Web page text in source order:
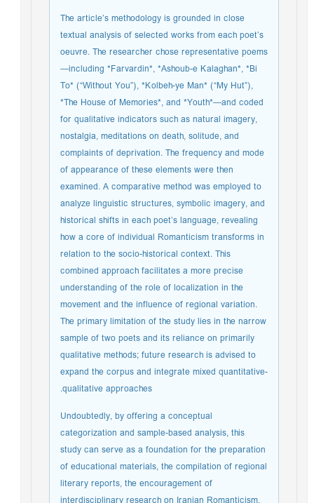
The article’s methodology is grounded in close
textual analysis of selected works from each poet’s
oeuvre. The researcher chose representative poems
—including *Farvardin*, *Ashoub-e Kalaghan*, *Bi
To* (“Without You”), *Kolbeh-ye Man* (“My Hut”),
*The House of Memories*, and *Youth*—and coded
for qualitative indicators such as natural imagery,
nostalgia, meditations on death, solitude, and
complaints of deprivation. The frequency and mode
of appearance of these elements were then
examined. A comparative method was employed to
analyze linguistic structures, symbolic imagery, and
historical shifts in each poet’s language, revealing
how a core of individual Romanticism transforms in
relation to the socio-historical context. This
combined approach facilitates a more precise
understanding of the role of localization in the
movement and the influence of regional variation.
The primary limitation of the study lies in the narrow
sample of two poets and its reliance on primarily
qualitative methods; future research is advised to
expand the corpus and integrate mixed quantitative-
qualitative approaches.
Undoubtedly, by offering a conceptual
categorization and sample-based analysis, this
study can serve as a foundation for the preparation
of educational materials, the compilation of regional
literary reports, the encouragement of